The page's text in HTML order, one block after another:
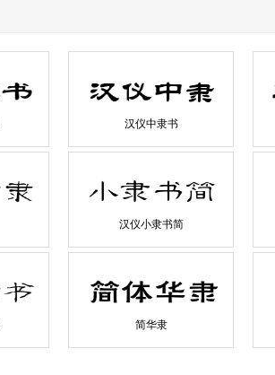
汉仪中隶书
汉仪小隶书简
简华隶